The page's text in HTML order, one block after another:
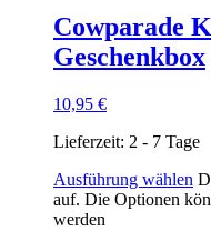
Cowparade
Geschenkbox
10,95 €
Lieferzeit: 2 - 7 Tage
Ausführung wählen
auf. Die Optionen
werden